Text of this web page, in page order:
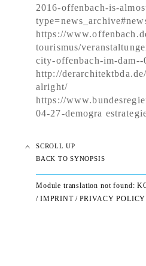
2016-offenbach-is-
https://
tourismus/
city-offenbach-im-dam--
http://
alright/
https://
04-27-demogra
SCROLL UP
BACK TO SYNOPSIS
Module translation not found:
/ IMPRINT / PRIVACY POLICY